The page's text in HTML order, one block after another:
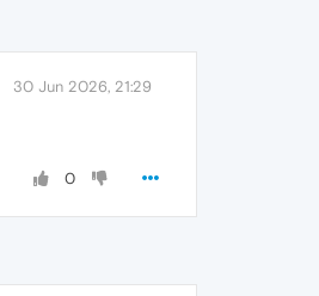
30 Jun 2026, 21:29
0